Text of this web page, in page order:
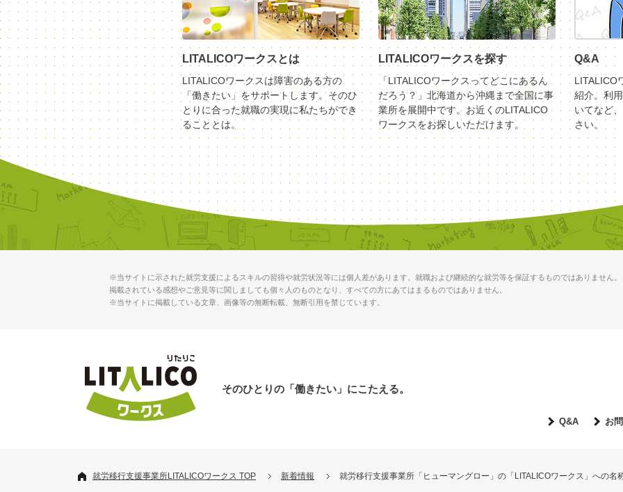
LITALICOワークスとは
LITALICOワークスは障害のある方の
「働きたい」をサポートします。そのひ
とりに合った就職の実現に私たちができ
ることとは。
LITALICOワークスを探す
「LITALICOワークスってどこにあるん
だろう？」北海道から沖縄まで全国に事
業所を展開中です。お近くのLITALICO
ワークスをお探しいただけます。
Q&A
LITALICO
紹介。利
いてなど
さい。
※当サイトに示された就労支援によるスキルの習得や就労状況等には個人差があります。就職および継続的な就労等を保証するものではありません。
掲載されている感想やご意見等に関しましても個々人のものとなり、すべての方にあてはまるものではありません。
※当サイトに掲載している文章、画像等の無断転載、無断引用を禁じています。
そのひとりの「働きたい」にこたえる。
Q&A お
就労移行支援事業所LITALICOワークス TOP 新着情報 就労移行支援事業所「ヒューマングロー」の「LITALICOワークス」への名